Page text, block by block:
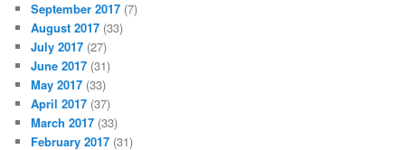
September 2017 (7)
August 2017 (33)
July 2017 (27)
June 2017 (31)
May 2017 (33)
April 2017 (37)
March 2017 (33)
February 2017 (31)